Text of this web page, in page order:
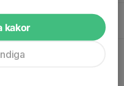
och taxihistorier
kakor